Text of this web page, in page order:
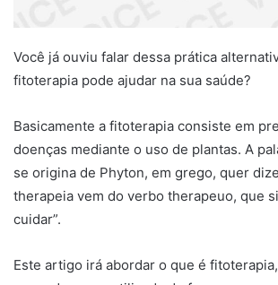
Você já ouviu falar dessa prática
fitoterapia pode ajudar na sua saúde?
Basicamente a fitoterapia consiste em
doenças mediante o uso de plantas. A
se origina de Phyton, em grego, quer
therapeia vem do verbo therapeuo, que
cuidar”.
Este artigo irá abordar o que é